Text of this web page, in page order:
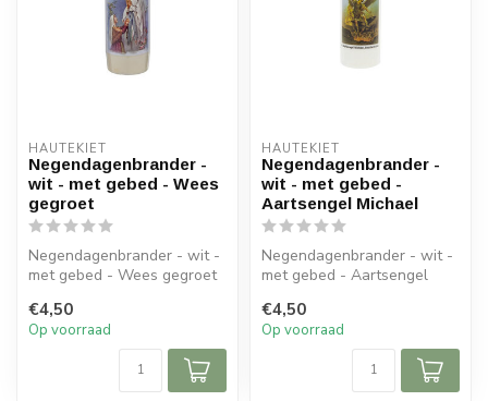
HAUTEKIET
Negendagenbrander -
wit - met gebed - Wees
gegroet
Negendagenbrander - wit -
met gebed - Wees gegroet
€4,50
Op voorraad
HAUTEKIET
Negendagenbrander -
wit - met gebed -
Aartsengel Michael
Negendagenbrander - wit -
met gebed - Aartsengel
€4,50
Op voorraad